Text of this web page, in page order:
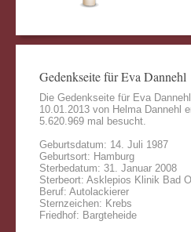
Gedenkseite für Eva Dannehl
Die Gedenkseite für Eva
10.01.2013 von Helma Dannehl
5.620.969 mal besucht.
Geburtsdatum: 14. Juli 1987
Geburtsort: Hamburg
Sterbedatum: 31. Januar 2008
Sterbeort: Asklepios Klinik Bad
Beruf: Autolackierer
Sternzeichen: Krebs
Friedhof: Bargteheide